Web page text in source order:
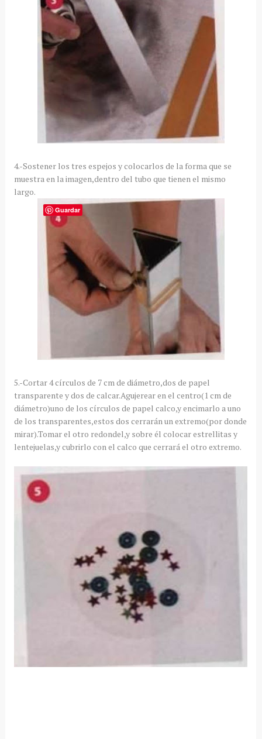
4.-Sostener los tres espejos y colocarlos de la forma que se
muestra en la imagen,dentro del tubo que tienen el mismo
largo.
5.-Cortar 4 círculos de 7 cm de diámetro,dos de papel
transparente y dos de calcar.Agujerear en el centro(1 cm de
diámetro)uno de los círculos de papel calco,y encimarlo a uno
de los transparentes,estos dos cerrarán un extremo(por donde
mirar).Tomar el otro redondel,y sobre él colocar estrellitas y
lentejuelas,y cubrirlo con el calco que cerrará el otro extremo.
Guardar